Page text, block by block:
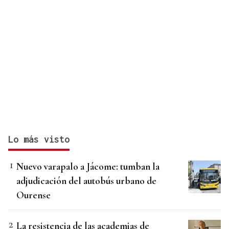
Lo más visto
Nuevo varapalo a Jácome: tumban la
adjudicación del autobús urbano de
Ourense
La resistencia de las academias de